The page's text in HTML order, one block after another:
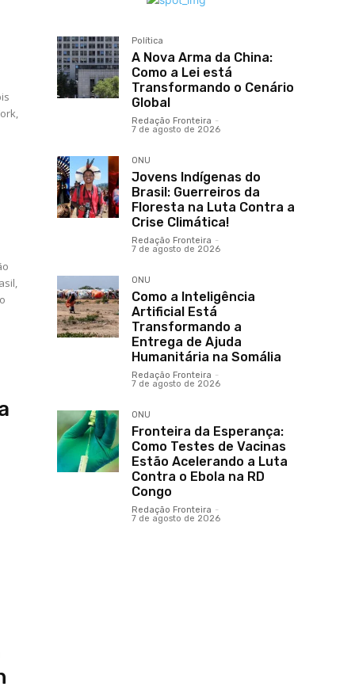
Política
A Nova Arma da China:
Como a Lei está
Transformando o Cenário
Global
Redação Fronteira -
7 de agosto de 2026
ONU
Jovens Indígenas do
Brasil: Guerreiros da
Floresta na Luta Contra a
Crise Climática!
Redação Fronteira -
7 de agosto de 2026
ONU
Como a Inteligência
Artificial Está
Transformando a
Entrega de Ajuda
Humanitária na Somália
Redação Fronteira -
7 de agosto de 2026
ONU
Fronteira da Esperança:
Como Testes de Vacinas
Estão Acelerando a Luta
Contra o Ebola na RD
Congo
Redação Fronteira -
7 de agosto de 2026